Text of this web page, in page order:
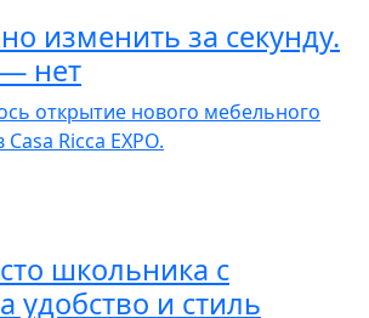
изменить за секунду.
нет
открытие нового мебельного
Ricca EXPO.
школьника с
удобство и стиль